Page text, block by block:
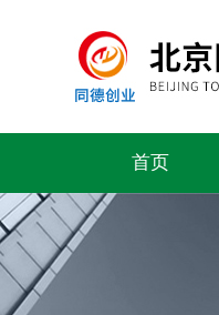
首页